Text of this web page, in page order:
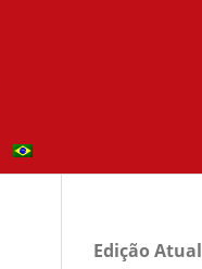
Edição Atual